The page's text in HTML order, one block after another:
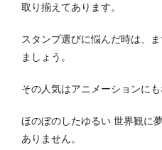
取り揃えてあります。
スタンプ選びに悩んだ時は、
ましょう。
その人気はアニメーションにも
ほのぼのしたゆるい 世界観に
ありません。